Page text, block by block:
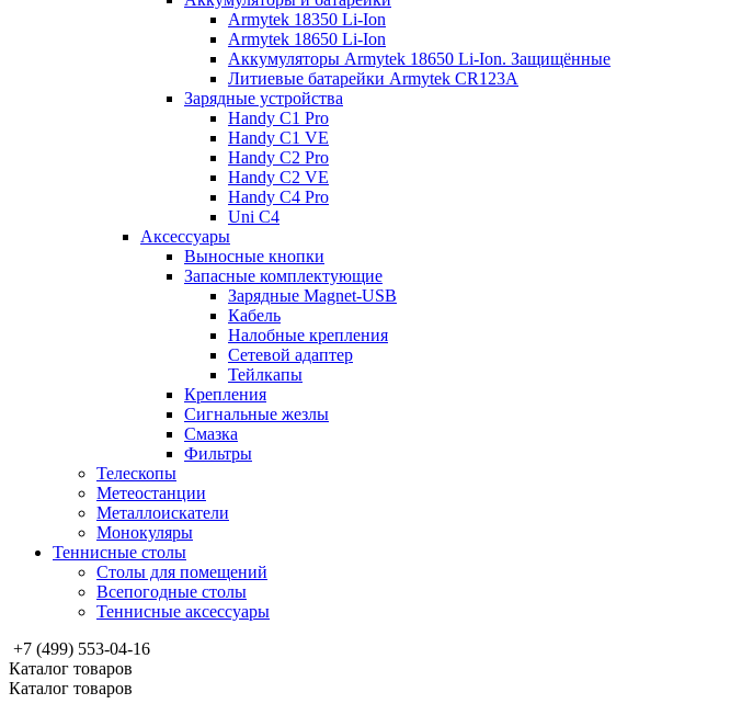
Armytek 18350 Li-Ion
Armytek 18650 Li-Ion
Аккумуляторы Armytek 18650 Li-Ion. Защищённые
Литиевые батарейки Armytek CR123A
Зарядные устройства
Handy C1 Pro
Handy C1 VE
Handy C2 Pro
Handy C2 VE
Handy C4 Pro
Uni C4
Аксессуары
Выносные кнопки
Запасные комплектующие
Зарядные Magnet-USB
Кабель
Налобные крепления
Сетевой адаптер
Тейлкапы
Крепления
Сигнальные жезлы
Смазка
Фильтры
Телескопы
Метеостанции
Металлоискатели
Монокуляры
Теннисные столы
Столы для помещений
Всепогодные столы
Теннисные аксессуары
+7 (499) 553-04-16
Каталог товаров
Каталог товаров